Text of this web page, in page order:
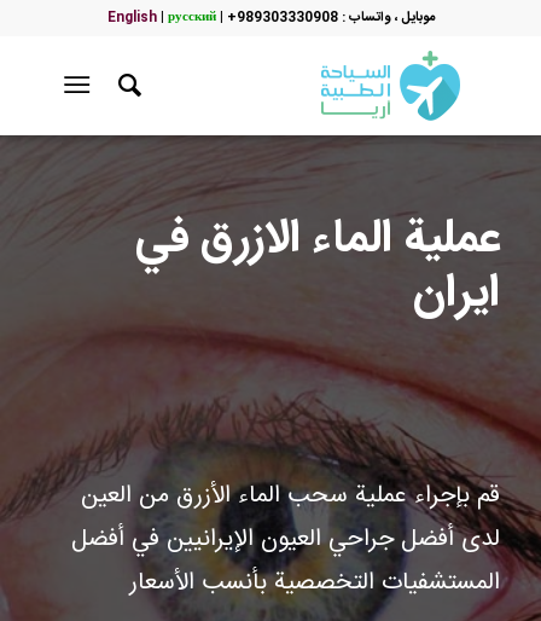
موبایل ، واتساب : 989303330908+ |
English| русский
عملية الماء الازرق في
ايران
قم بإجراء عملية سحب الماء الأزرق من العين
لدى أفضل جراحي العيون الإيرانيين في أفضل
المستشفيات التخصصية بأنسب الأسعار